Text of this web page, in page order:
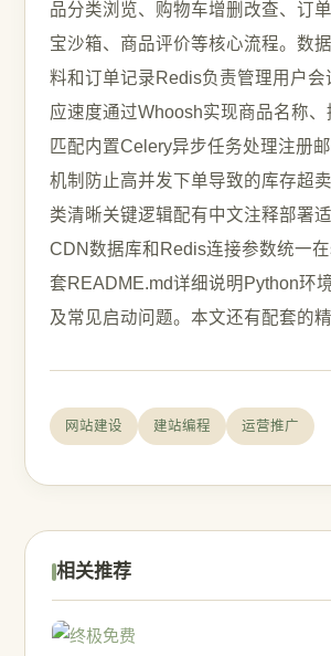
网站建设 建站编程 运营推广
相关推荐